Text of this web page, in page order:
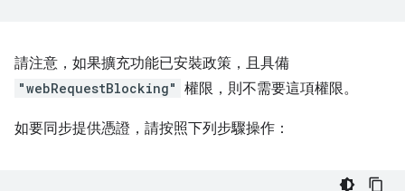
請注意，如果擴充功能已安裝政策，且具備
"webRequestBlocking" 權限，則不需要這項權限。
如要同步提供憑證，請按照下列步驟操作：